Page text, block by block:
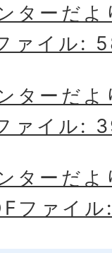
ターだ
ァイル:
ターだ
ァイル:
ターだ
ファイ